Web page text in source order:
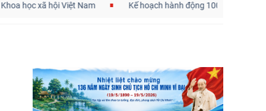
hội Việt Nam Kế hoạch hành động 100 ngày tập trung xử lý
Cán bộ Viện Nghiên cứu Con người, Gia đình